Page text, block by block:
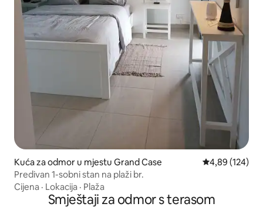
Kuća za odmor u mjestu Grand Case Prosječna
4,89 (124)
Predivan 1-sobni stan na plaži br.
Cijena · Lokacija · Plaža
Smještaji za odmor s terasom